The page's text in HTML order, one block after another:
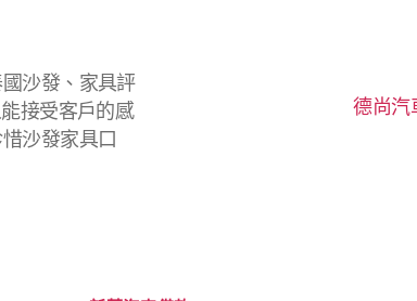
沙發、家具評
接受客戶的感
沙發家具口
德尚汽